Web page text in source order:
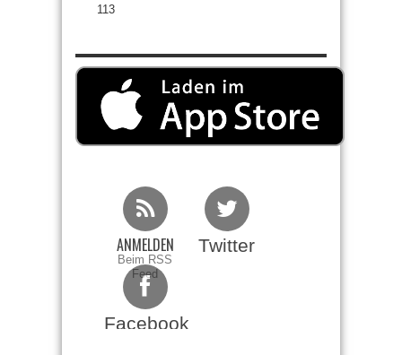
113
ANMELDEN
Beim RSS
Feed
Twitter
Facebook